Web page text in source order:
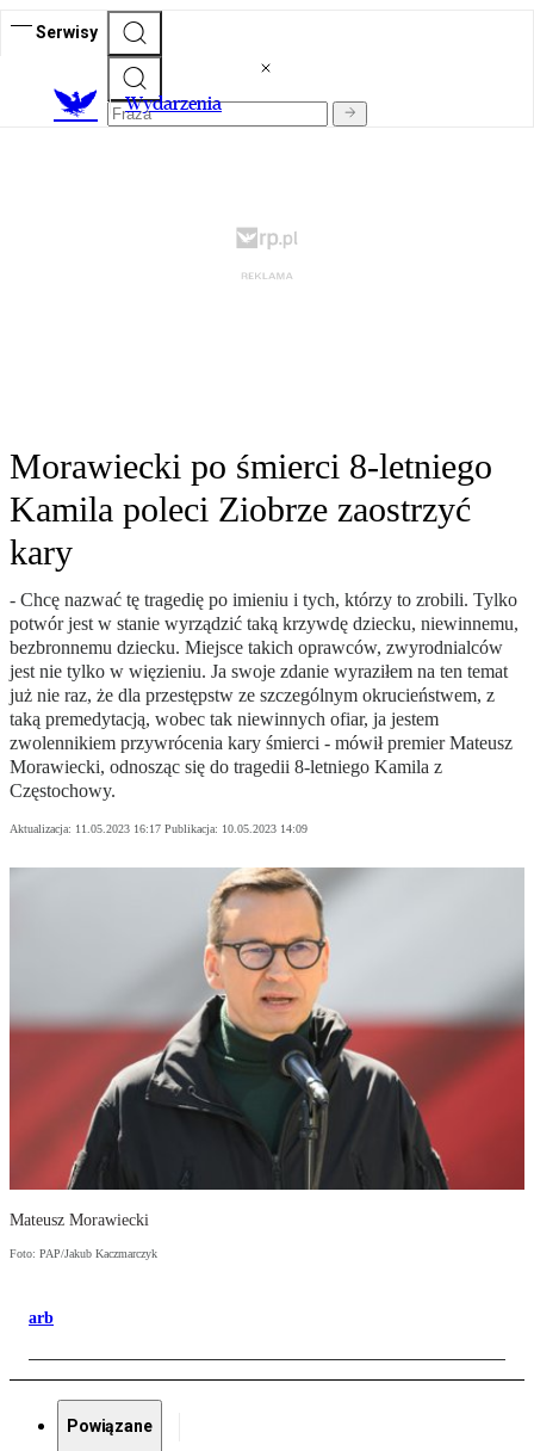
Serwisy
Wydarzenia
Morawiecki po śmierci 8-letniego
Kamila poleci Ziobrze zaostrzyć
kary
- Chcę nazwać tę tragedię po imieniu i tych, którzy to zrobili. Tylko
potwór jest w stanie wyrządzić taką krzywdę dziecku, niewinnemu,
bezbronnemu dziecku. Miejsce takich oprawców, zwyrodnialców
jest nie tylko w więzieniu. Ja swoje zdanie wyraziłem na ten temat
już nie raz, że dla przestępstw ze szczególnym okrucieństwem, z
taką premedytacją, wobec tak niewinnych ofiar, ja jestem
zwolennikiem przywrócenia kary śmierci - mówił premier Mateusz
Morawiecki, odnosząc się do tragedii 8-letniego Kamila z
Częstochowy.
Aktualizacja: 11.05.2023 16:17 Publikacja: 10.05.2023 14:09
Mateusz Morawiecki
Foto: PAP/Jakub Kaczmarczyk
arb
Powiązane